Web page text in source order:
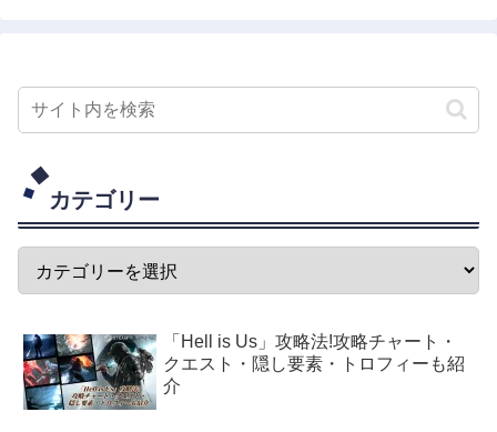
カテゴリー
「Hell is Us」攻略法!攻略チャート・
クエスト・隠し要素・トロフィーも紹
介